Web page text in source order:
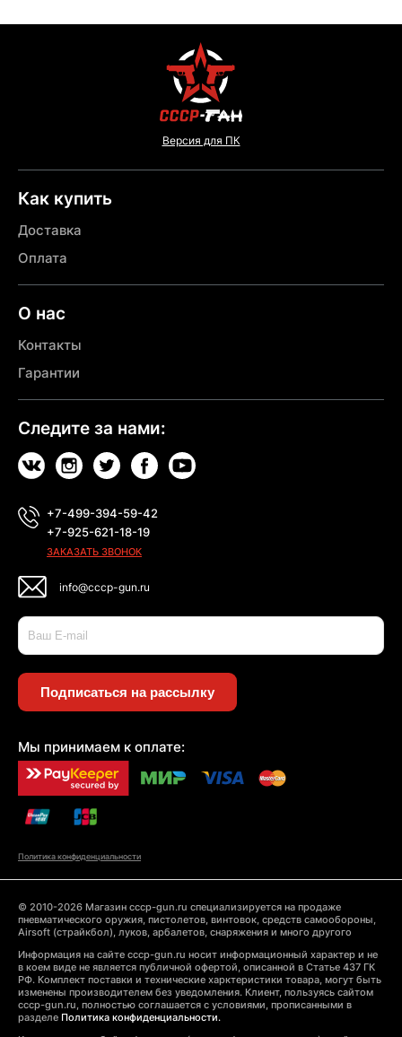
Версия для ПК
Как купить
Доставка
Оплата
О нас
Контакты
Гарантии
Следите за нами:
+7-499-394-59-42
+7-925-621-18-19
ЗАКАЗАТЬ ЗВОНОК
info@cccp-gun.ru
Подписаться на рассылку
Мы принимаем к оплате:
Политика конфиденциальности
© 2010-2026 Магазин cccp-gun.ru специализируется на продаже
пневматического оружия, пистолетов, винтовок, средств самообороны,
Airsoft (страйкбол), луков, арбалетов, снаряжения и много другого
Информация на сайте cccp-gun.ru носит информационный характер и не
в коем виде не является публичной офертой, описанной в Статье 437 ГК
РФ. Комплект поставки и технические харктеристики товара, могут быть
изменены производителем без уведомления. Клиент, пользуясь сайтом
cccp-gun.ru, полностью соглашается с условиями, прописанными в
разделе Политика конфиденциальности.